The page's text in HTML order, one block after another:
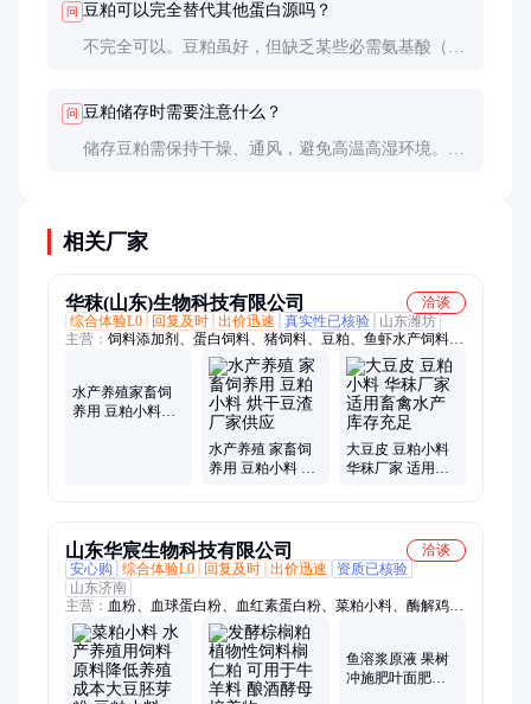
小规模试用。
问 豆粕可以完全替代其他蛋白源吗？
不完全可以。豆粕虽好，但缺乏某些必需氨基酸（如
问 豆粕储存时需要注意什么？
储存豆粕需保持干燥、通风，避免高温高湿环境。建
相关厂家
华秣(山东)生物科技有限公司
洽谈
综合体验L0
回复及时 出价迅速 真实性已核验
山东潍坊
主营： 饲料添加剂、蛋白饲料、猪饲料、豆粕、鱼虾水产饲料、
鸡鸭鹅水产养殖饲料、牛羊马鹿饲料、饲料原料、配合饲料、全
价饲料、玉米、小麦麸皮次粉
水产养殖家畜饲
养用 豆粕小料批
水产养殖 家畜饲
养用 豆粕小料 烘
大豆皮 豆粕小料
华秣厂家 适用畜
山东华宸生物科技有限公司
洽谈
安心购
综合体验L0 回复及时 出价迅速
资质已核验
山东济南
主营： 血粉、血球蛋白粉、血红素蛋白粉、菜粕小料、酶解鸡肝
粉、羽毛粉、水解血球蛋白粉、谷氨酸渣、菌体蛋白、葡萄糖、
水溶肥
鱼溶浆原液 果树
冲施肥叶面肥原